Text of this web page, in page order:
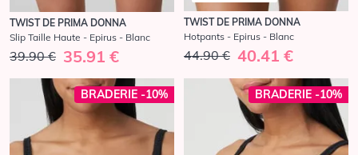
TWIST DE PRIMA DONNA
Slip Taille Haute - Epirus - Blanc
39.90 € 35.91 €
TWIST DE PRIMA DONNA
Hotpants - Epirus - Blanc
44.90 € 40.41 €
BRADERIE -10% BRADERIE -10%